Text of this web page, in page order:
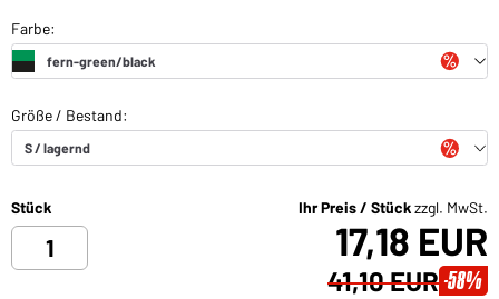
Stück Ihr Preis / Stückzzgl. MwSt.
17,18 EUR
41,10 EUR -58%